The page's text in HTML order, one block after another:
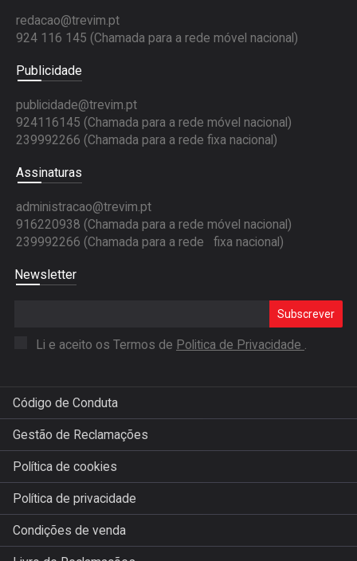
redacao@trevim.pt
924 116 145 (Chamada para a rede móvel nacional)
Publicidade
publicidade@trevim.pt
924116145 (Chamada para a rede móvel nacional)
239992266 (Chamada para a rede fixa nacional)
Assinaturas
administracao@trevim.pt
916220938 (Chamada para a rede móvel nacional)
239992266 (Chamada para a rede fixa nacional)
Newsletter
Subscrever
Li e aceito os Termos de Politica de Privacidade .
Código de Conduta
Gestão de Reclamações
Política de cookies
Política de privacidade
Condições de venda